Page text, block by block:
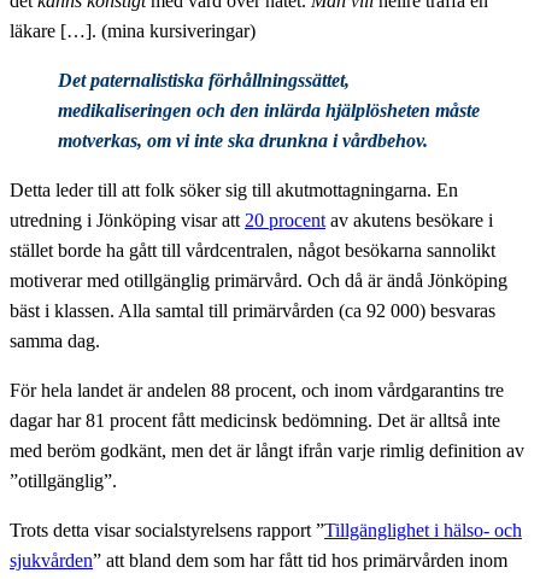
läkare […]. (mina kursiveringar)
Det paternalistiska förhållningssättet,
medikaliseringen och den inlärda hjälplösheten måste
motverkas, om vi inte ska drunkna i vårdbehov.
Detta leder till att folk söker sig till akutmottagningarna. En
utredning i Jönköping visar att 20 procent av akutens besökare i
stället borde ha gått till vårdcentralen, något besökarna sannolikt
motiverar med otillgänglig primärvård. Och då är ändå Jönköping
bäst i klassen. Alla samtal till primärvården (ca 92 000) besvaras
samma dag.
För hela landet är andelen 88 procent, och inom vårdgarantins tre
dagar har 81 procent fått medicinsk bedömning. Det är alltså inte
med beröm godkänt, men det är långt ifrån varje rimlig definition av
”otillgänglig”.
Trots detta visar socialstyrelsens rapport ”Tillgänglighet i hälso- och
sjukvården” att bland dem som har fått tid hos primärvården inom